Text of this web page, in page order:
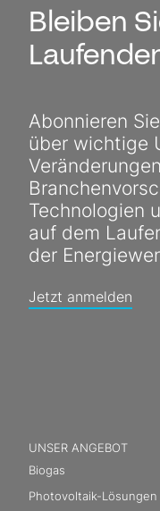
Bleiben
Abonnieren
über wichtige
Technologien
auf dem
der
Jetzt anmelden
UNSER ANGEBOT
Biogas
Photovoltaik-Lösungen